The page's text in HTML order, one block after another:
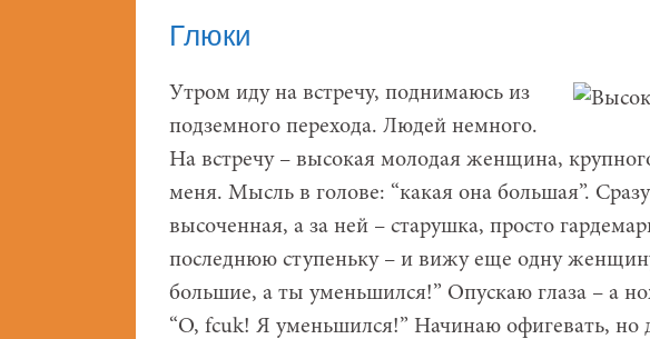
Глюки
Утром иду на встречу, поднимаюсь из
подземного перехода. Людей немного.
На встречу – высокая молодая женщина,
меня. Мысль в голове: “какая она большая”.
высоченная, а за ней – старушка, просто
последнюю ступеньку – и вижу еще одну
большие, а ты уменьшился!” Опускаю глаза – а
“O, fcuk! Я уменьшился!” Начинаю офигевать, но